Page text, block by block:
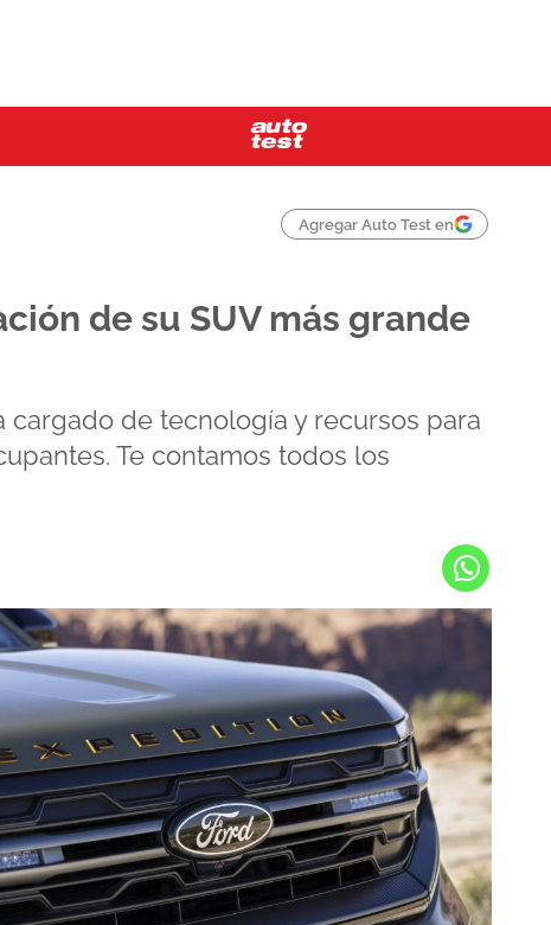
Agregar Auto Test en
de su SUV más grande
cargado de tecnología y recursos para
Te contamos todos los